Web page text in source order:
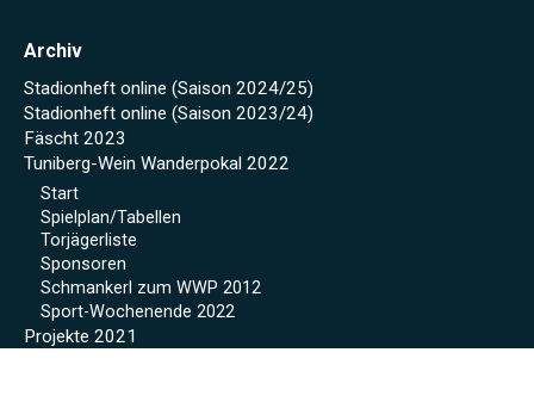
Archiv
Stadionheft online (Saison 2024/25)
Stadionheft online (Saison 2023/24)
Fäscht 2023
Tuniberg-Wein Wanderpokal 2022
Start
Spielplan/Tabellen
Torjägerliste
Sponsoren
Schmankerl zum WWP 2012
Sport-Wochenende 2022
Projekte 2021